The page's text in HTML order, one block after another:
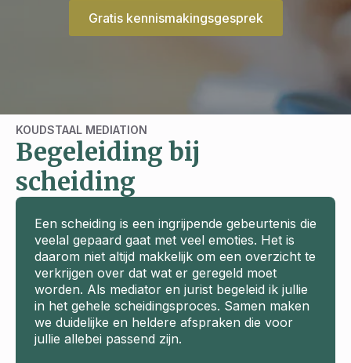
Gratis kennismakingsgesprek
KOUDSTAAL MEDIATION
Begeleiding bij
scheiding
Een scheiding is een ingrijpende gebeurtenis die
veelal gepaard gaat met veel emoties. Het is
daarom niet altijd makkelijk om een overzicht te
verkrijgen over dat wat er geregeld moet
worden. Als mediator en jurist begeleid ik jullie
in het gehele scheidingsproces. Samen maken
we duidelijke en heldere afspraken die voor
jullie allebei passend zijn.